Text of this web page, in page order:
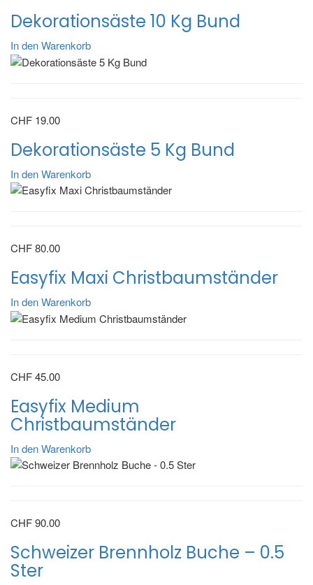
Dekorationsäste 10 Kg Bund
In den Warenkorb
CHF 19.00
Dekorationsäste 5 Kg Bund
In den Warenkorb
CHF80.00
Easyfix Maxi Christbaumständer
In den Warenkorb
CHF45.00
Easyfix Medium
Christbaumständer
In den Warenkorb
CHF90.00
Schweizer Brennholz Buche – 0.5
Ster